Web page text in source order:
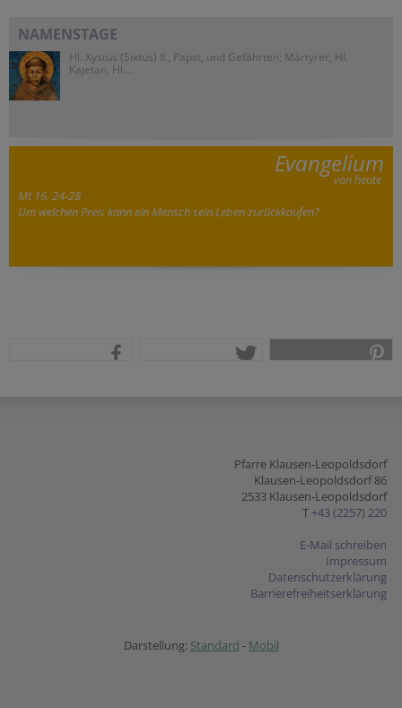
NAMENSTAGE
Hl. Xystus (Sixtus) II., Papst, und Gefährten; Märtyrer, Hl.
Kajetan, Hl....
Evangelium
von heute
Mt 16, 24-28
Um welchen Preis kann ein Mensch sein Leben zurückkaufen?
Pfarre Klausen-Leopoldsdorf
Klausen-Leopoldsdorf 86
2533 Klausen-Leopoldsdorf
T +43 (2257) 220
E-Mail schreiben
Impressum
Datenschutzerklärung
Barrierefreiheitserklärung
Darstellung: Standard - Mobil